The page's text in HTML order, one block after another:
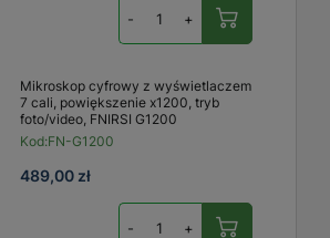
- +
Mikroskop cyfrowy z wyświetlaczem
7 cali, powiększenie x1200, tryb
foto/video, FNIRSI G1200
Kod:FN-G1200
489,00 zł
- +